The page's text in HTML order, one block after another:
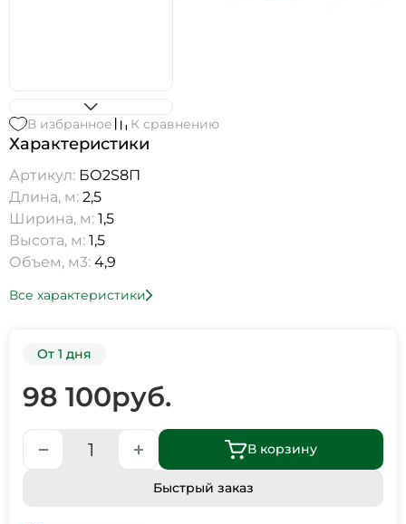
В избранное К сравнению
Характеристики
Артикул: БО2S8П
Длина, м: 2,5
Ширина, м: 1,5
Высота, м: 1,5
Объем, м3: 4,9
Все характеристики
От 1 дня
98 100руб.
В корзину
Быстрый заказ